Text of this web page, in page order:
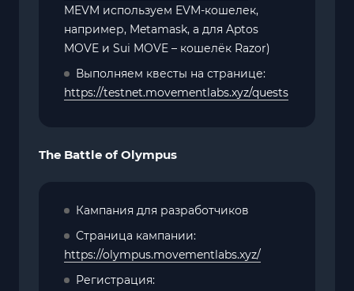
MEVM используем EVM-кошелек,
например, Metamask, а для Aptos
MOVE и Sui MOVE – кошелёк Razor)
Выполняем квесты на странице:
https://testnet.movementlabs.xyz/quests
The Battle of Olympus
Кампания для разработчиков
Страница кампании:
https://olympus.movementlabs.xyz/
Регистрация: